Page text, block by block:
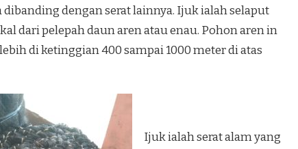
dengan serat lainnya. Ijuk ialah selaput
dari pelepah daun aren atau enau. Pohon aren in
di ketinggian 400 sampai 1000 meter di atas
Ijuk ialah serat alam yang